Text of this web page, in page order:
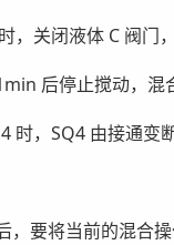
关闭液体 C 阀门
后停止搅动，混
时，SQ4 由接通变
，要将当前的混合